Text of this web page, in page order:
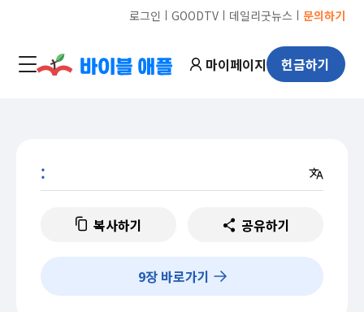
로그인 ㅣ GOODTVㅣ 데일리굿뉴스 ㅣ 문의하기
마이페이지 헌금하기
:
복사하기 공유하기
9장 바로가기